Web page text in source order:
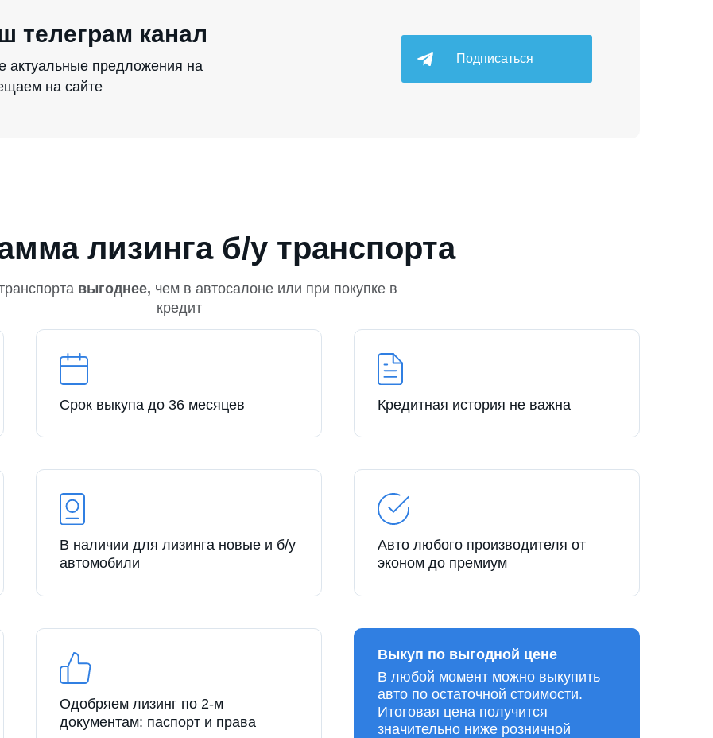
актуальные предложения на
на сайте
Подписаться
телеграм канал
лизинга б/у транспорта
выгоднее, чем в автосалоне или при покупке в
кредит
Срок выкупа до 36 месяцев Кредитная история не важна
В наличии для лизинга новые и б/у
автомобили
Авто любого производителя от
эконом до премиум
Одобряем лизинг по 2-м
документам: паспорт и права
В любой момент можно выкупить
авто по остаточной стоимости.
Итоговая цена получится
значительно ниже розничной
Выкуп по выгодной цене